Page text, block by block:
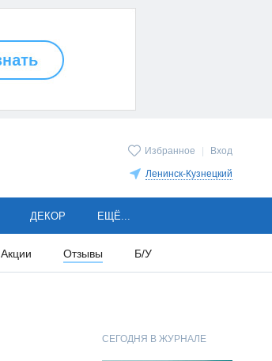
Избранное Вход
Ленинск-Кузнецкий
Акции Отзывы Б/У
ДЕКОР ЕЩЁ...
СЕГОДНЯ В ЖУРНАЛЕ